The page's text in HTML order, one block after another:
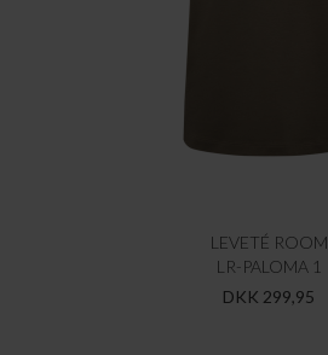
LEVETÉ ROOM
LR-PALOMA 1
DKK 299,95